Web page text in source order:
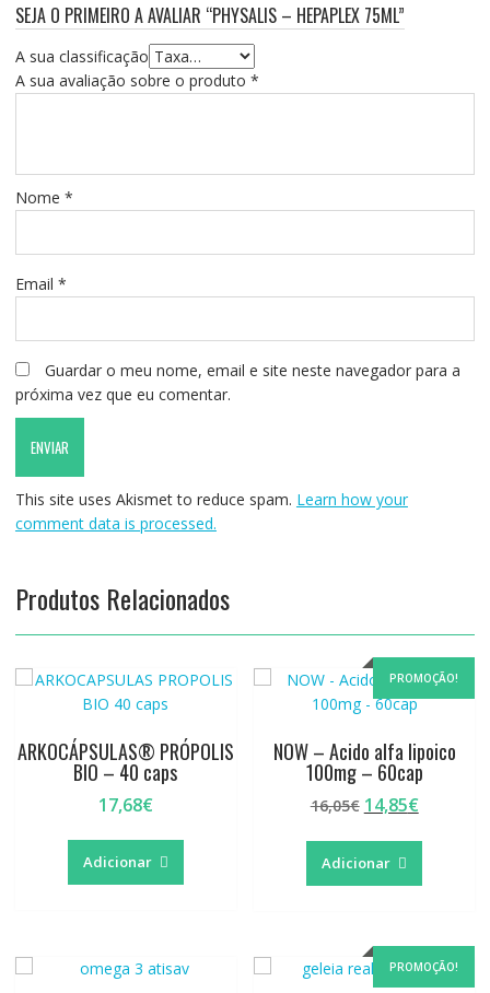
SEJA O PRIMEIRO A AVALIAR “PHYSALIS – HEPAPLEX 75ML”
A sua classificação
A sua avaliação sobre o produto *
Nome *
Email *
Guardar o meu nome, email e site neste navegador para a
próxima vez que eu comentar.
This site uses Akismet to reduce spam. Learn how your
comment data is processed.
Produtos Relacionados
ARKOCÁPSULAS® PRÓPOLIS
BIO – 40 caps
17,68€
Adicionar
PROMOÇÃO!
NOW – Acido alfa lipoico
100mg – 60cap
16,05€ O
original
era:
14,85€O
Adicionar
PROMOÇÃO!